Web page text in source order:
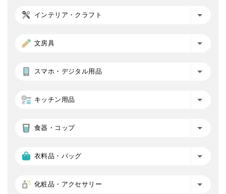
インテリア・クラフト
文房具
スマホ・デジタル用品
キッチン用品
食器・コップ
衣料品・バッグ
化粧品・アクセサリー